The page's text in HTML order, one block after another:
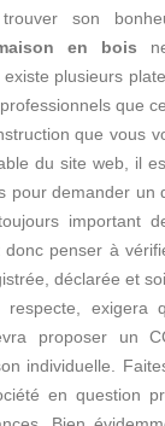
son
en bois
plusieurs
que
que vous
du site web, il
pour demander un
important
penser à
déclarée et
respecte, exigera
proposer un
individuelle.
en question